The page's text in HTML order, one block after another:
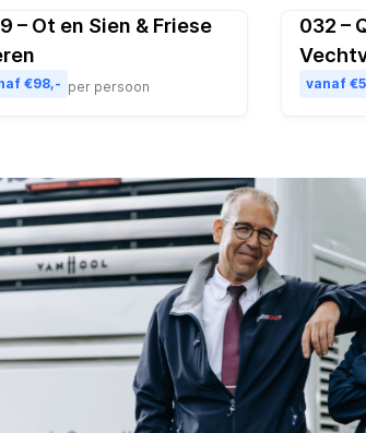
– Ot en Sien & Friese
€98,- per persoon
032 –
vanaf